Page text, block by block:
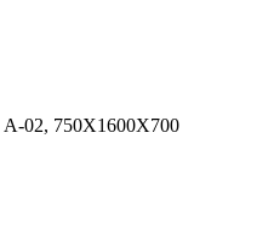
02, 750Х1600Х700